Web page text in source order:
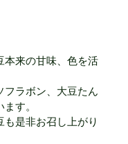
本来の甘味、色を活
ラボン、大豆たん
す。
是非お召し上がり